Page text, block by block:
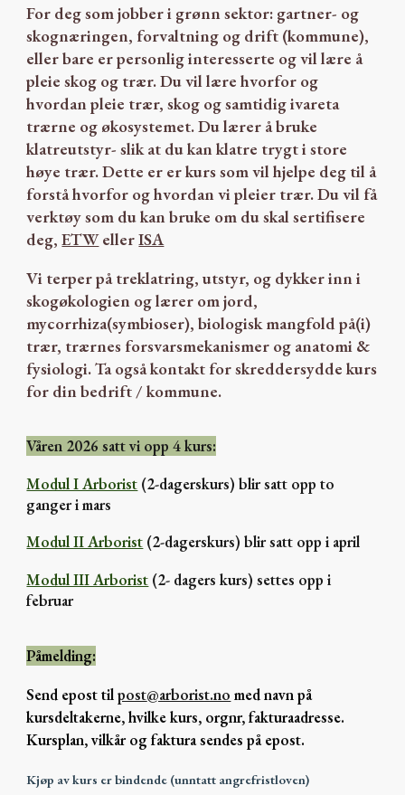
For deg som jobber i grønn sektor: gartner- og
skognæringen, forvaltning og drift (kommune),
eller bare er personlig interesserte og vil lære å
pleie skog og trær. Du vil lære hvorfor og
hvordan pleie trær, skog og samtidig ivareta
trærne og økosystemet. Du lærer å bruke
klatreutstyr- slik at du kan klatre trygt i store
høye trær. Dette er er kurs som vil hjelpe deg til å
forstå hvorfor og hvordan vi pleier trær. Du vil få
verktøy som du kan bruke om du skal sertifisere
deg, ETWellerISA
Vi terper påtreklatring, utstyr, og dykker inn i
skogøkologien og lærer om jord,
mycorrhiza(symbioser), biologisk mangfold på(i)
trær, trærnes forsvarsmekanismer og anatomi &
fysiologi. Ta også kontakt for skreddersydde kurs
for din bedrift / kommune.
Våren 2026 satt vi opp4kurs:
Modul I Arborist (2-dagerskurs)blirsatt oppto
ganger imars
Modul II Arborist (2-dagerskurs) blir satt opp i april
Modul III Arborist (2- dagers kurs) settes opp i
februar
Påmelding:
Send epost tilpost@arborist.no med navn på
kursdeltakerne, hvilke kurs, orgnr, fakturaadresse.
Kursplan, vilkår og faktura sendes på epost.
Kjøp av kurs er bindende (unntatt angrefristloven)